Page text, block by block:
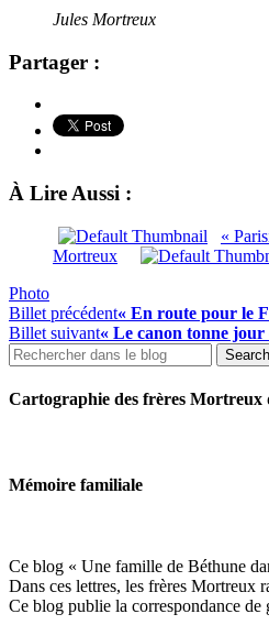
Jules Mortreux
Partager :
À Lire Aussi :
«
Mortreux
Photo
Billet précédent« En route pour le
Billet suivant« Le canon tonne
Cartographie des frères Mortreux
Mémoire familiale
Ce blog « Une famille de Béthune
Dans ces lettres, les frères Mortreux
Ce blog publie la correspondance